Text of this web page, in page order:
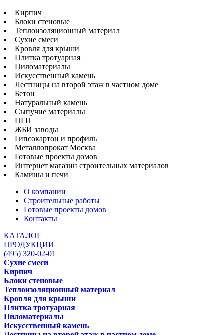
Кирпич
Блоки стеновые
Теплоизоляционный материал
Сухие смеси
Кровля для крыши
Плитка тротуарная
Пиломатериалы
Искусственный камень
Лестницы на второй этаж в частном доме
Бетон
Натуральный камень
Сыпучие материалы
ПГП
ЖБИ заводы
Гипсокартон и профиль
Металлопрокат Москва
Готовые проекты домов
Интернет магазин строительных материалов
Камины и печи
О компании
Строительные работы
Готовые проекты домов
Контакты
КАТАЛОГ
ПРОДУКЦИИ
(495) 320-02-01
Сухие смеси
Кирпич
Блоки стеновые
Теплоизоляционный материал
Кровля для крыши
Плитка тротуарная
Пиломатериалы
Искусственный камень